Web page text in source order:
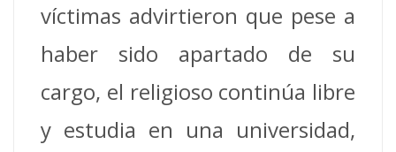
víctimas advirtieron que pese a
haber sido apartado de su
cargo, el religioso continúa libre
y estudia en una universidad,